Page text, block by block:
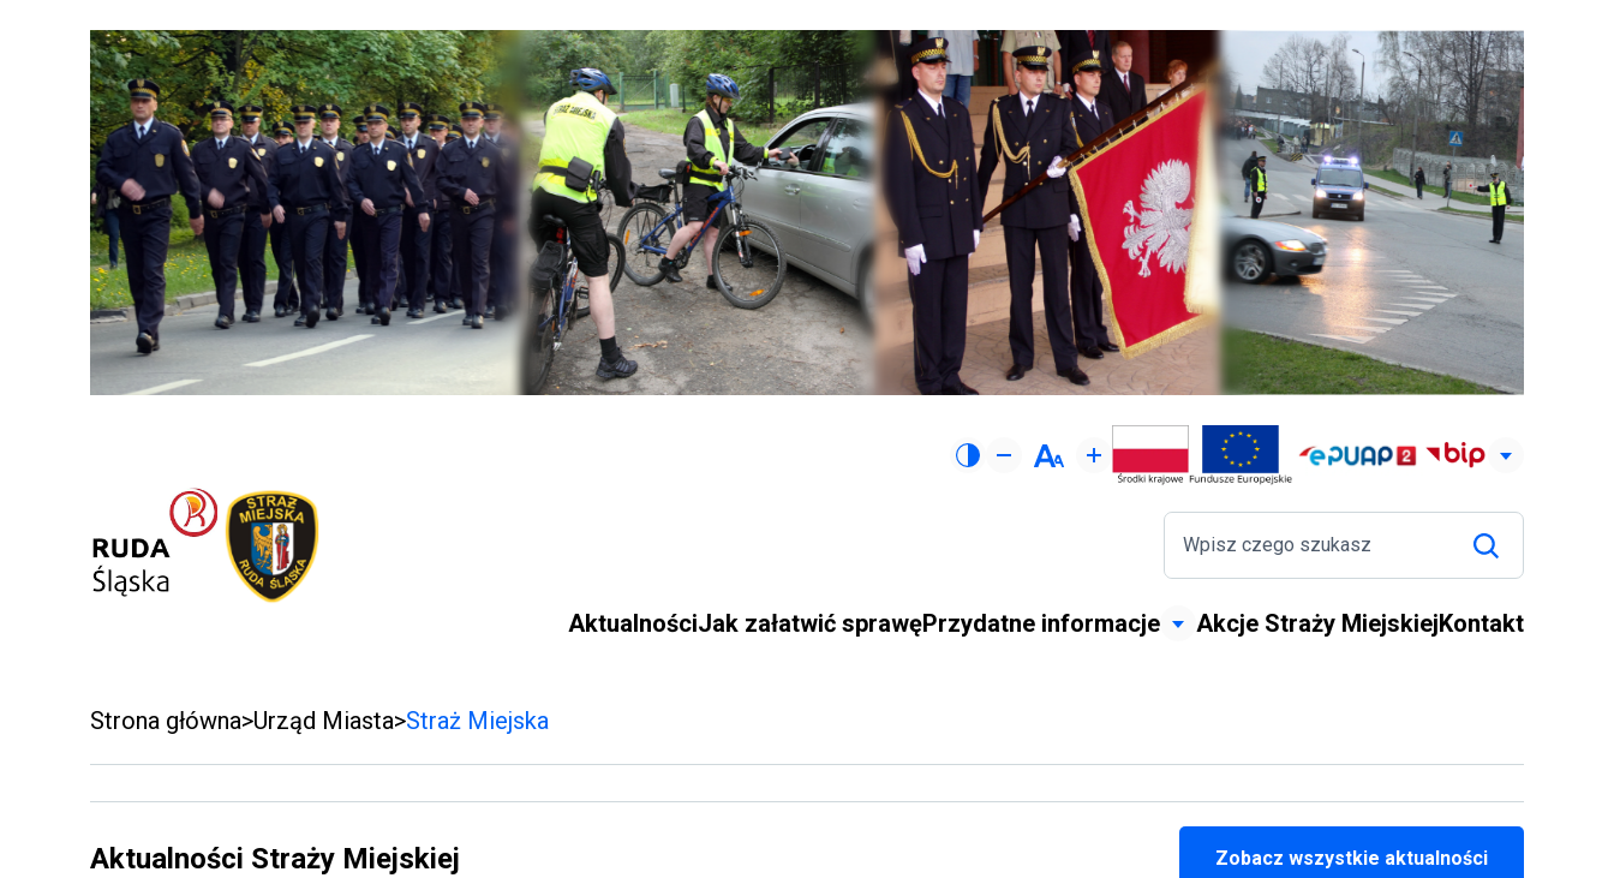
AktualnościJak załatwić sprawęPrzydatne informacje Akcje Straży MiejskiejKontakt
Strona główna Urząd Miasta Straż Miejska
Aktualności Straży Miejskiej Zobacz wszystkie aktualności